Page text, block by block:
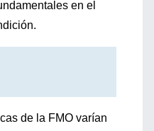
en el
de la FMO varían